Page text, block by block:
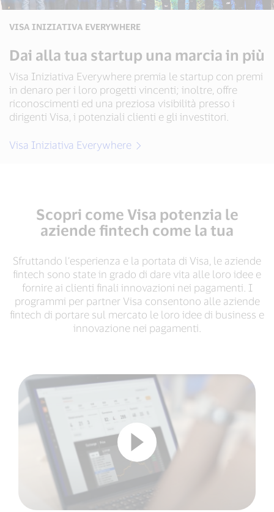
VISA INIZIATIVA EVERYWHERE
Dai alla tua startup una marcia in più
Visa Iniziativa Everywhere premia le startup con premi
in denaro per i loro progetti vincenti; inoltre, offre
riconoscimenti ed una preziosa visibilità presso i
dirigenti Visa, i potenziali clienti e gli investitori.
Visa Iniziativa Everywhere
Scopri come Visa potenzia le
aziende fintech come la tua
Sfruttando l’esperienza e la portata di Visa, le aziende
fintech sono state in grado di dare vita alle loro idee e
fornire ai clienti finali innovazioni nei pagamenti. I
programmi per partner Visa consentono alle aziende
fintech di portare sul mercato le loro idee di business e
innovazione nei pagamenti.